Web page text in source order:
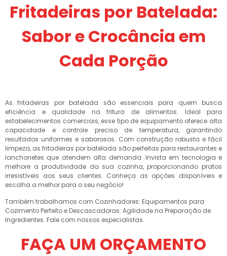
Fritadeiras por Batelada:
Sabor e Crocância em
Cada Porção
As fritadeiras por batelada são essenciais para quem busca
eficiência e qualidade na fritura de alimentos. Ideal para
estabelecimentos comerciais, esse tipo de equipamento oferece alta
capacidade e controle preciso de temperatura, garantindo
resultados uniformes e saborosos. Com construção robusta e fácil
limpeza, as fritadeiras por batelada são perfeitas para restaurantes e
lanchonetes que atendem alta demanda. Invista em tecnologia e
melhore a produtividade da sua cozinha, proporcionando pratos
irresistíveis aos seus clientes. Conheça as opções disponíveis e
escolha a melhor para o seu negócio!
Também trabalhamos com Cozinhadores: Equipamentos para
Cozimento Perfeito e Descascadoras: Agilidade na Preparação de
Ingredientes. Fale com nossos especialistas.
FAÇA UM ORÇAMENTO